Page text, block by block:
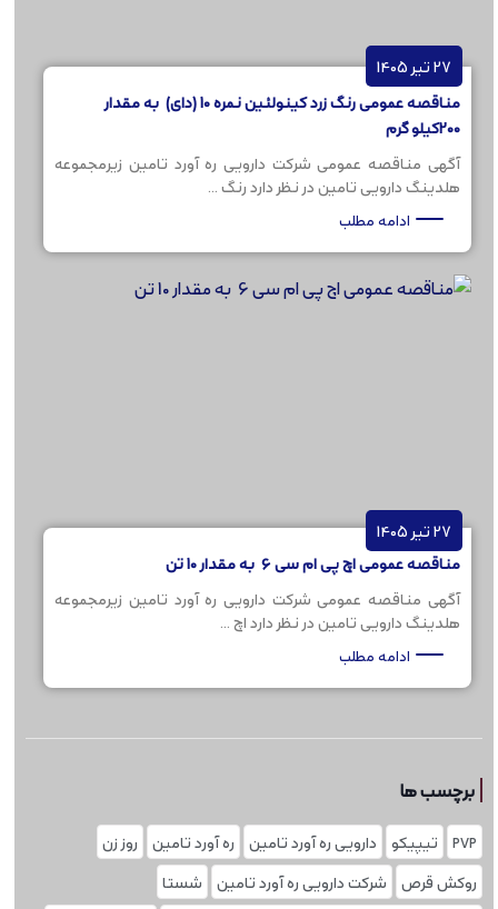
27 تیر 1405
مناقصه عمومی رنگ زرد کینولئین نمره 10 (دای) به مقدار
200کیلو گرم
آگهی مناقصه عمومی شرکت دارویی ره آورد تامین زیرمجموعه
هلدینگ دارویی تامین در نظر دارد رنگ ...
ادامه مطلب
27 تیر 1405
مناقصه عمومی اچ پی ام سی 6 به مقدار 10 تن
آگهی مناقصه عمومی شرکت دارویی ره آورد تامین زیرمجموعه
هلدینگ دارویی تامین در نظر دارد اچ ...
ادامه مطلب
برچسب ها
PVP تیپیکو دارویی ره آورد تامین ره آورد تامین
روز زن
روکش قرص
شرکت دارویی ره آورد تامین
شستا